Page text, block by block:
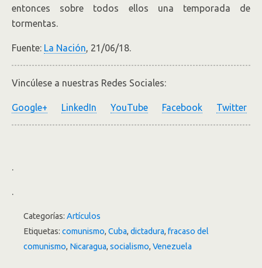
entonces sobre todos ellos una temporada de
tormentas.
Fuente: La Nación, 21/06/18.
Vincúlese a nuestras Redes Sociales:
Google+ LinkedIn YouTube Facebook Twitter
.
.
Categorías: Artículos
Etiquetas: comunismo, Cuba, dictadura, fracaso del
comunismo, Nicaragua, socialismo, Venezuela